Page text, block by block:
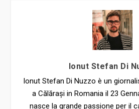
Ionut Stefan Di
Ionut Stefan Di Nuzzo è un
a Călărași in Romania il 23
nasce la grande passione per il